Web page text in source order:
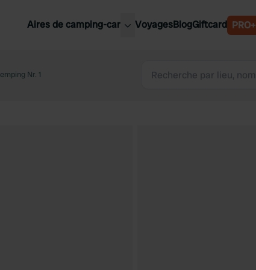
Aires de camping-car
Slovénie
VoyagesBlogGiftcard PRO+
Nr. 1